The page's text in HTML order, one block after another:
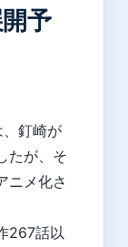
予
釘崎が
たが、そ
ニメ化さ
267話以